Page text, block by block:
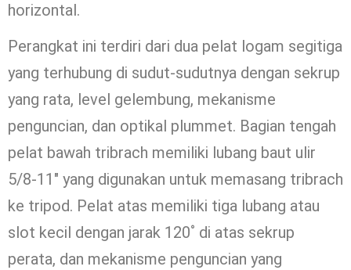
horizontal.
Perangkat ini terdiri dari dua pelat logam segitiga
yang terhubung di sudut-sudutnya dengan sekrup
yang rata, level gelembung, mekanisme
penguncian, dan optikal plummet. Bagian tengah
pelat bawah tribrach memiliki lubang baut ulir
5/8-11″ yang digunakan untuk memasang tribrach
ke tripod. Pelat atas memiliki tiga lubang atau
slot kecil dengan jarak 120˚ di atas sekrup
perata, dan mekanisme penguncian yang